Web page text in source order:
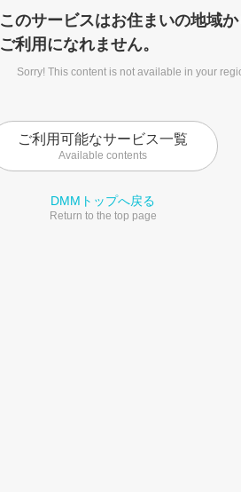
このサービスはお住まいの地域
ご利用になれません。
Sorry! This content is not available in your
ご利用可能なサービス一覧
Available contents
DMMトップへ戻る
Return to the top page